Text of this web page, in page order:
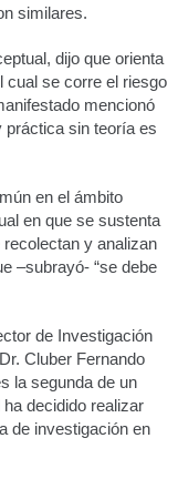
similares.
dijo que orienta
cual se corre el riesgo
mencionó
práctica sin teoría es
en el ámbito
en que se sustenta
y analizan
–subrayó- “se debe
de Investigación
Cluber Fernando
la segunda de un
decidido realizar
de investigación en